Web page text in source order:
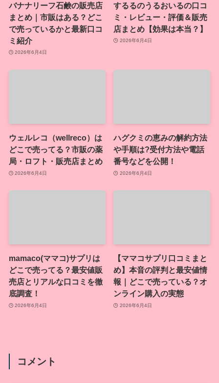
バナナリーフ石鹸の販売店
まとめ｜市販はある？どこ
で売っているかと最新口コ
ミ紹介
2026年6月4日
するるのうるおいるの口コ
ミ・レビュー・評価＆販売
店まとめ【効果は本当？】
2026年6月4日
ウェルレコ（wellreco）は
どこで売ってる？市販の薬
局・ロフト・販売店まとめ
2026年6月4日
ハグクミの恵みの解約方法
や手順は?受付方法や電話
番号などを公開！
2026年6月4日
mamaco(ママコ)サプリは
どこで売ってる？最安値販
売店とリアルな口コミを徹
底調査！
2026年6月4日
【ママコサプリ口コミまと
め】本音の評判と最安値情
報｜どこで売っている？オ
ンライン購入の実態
2026年6月4日
コメント